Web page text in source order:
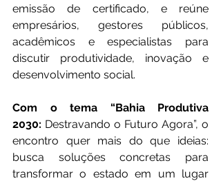
emissão de certificado, e reúne
empresários, gestores públicos,
acadêmicos e especialistas para
discutir produtividade, inovação e
desenvolvimento social.
Com o tema “Bahia Produtiva
2030: Destravando o Futuro Agora”, o
encontro quer mais do que ideias:
busca soluções concretas para
transformar o estado em um lugar